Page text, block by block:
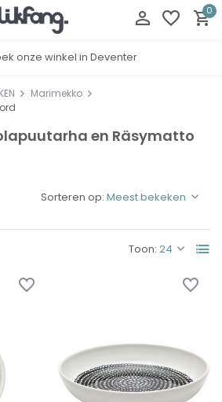
0
onze winkel in Deventer
Marimekko
en Räsymatto
Toon:
Sorteren op: